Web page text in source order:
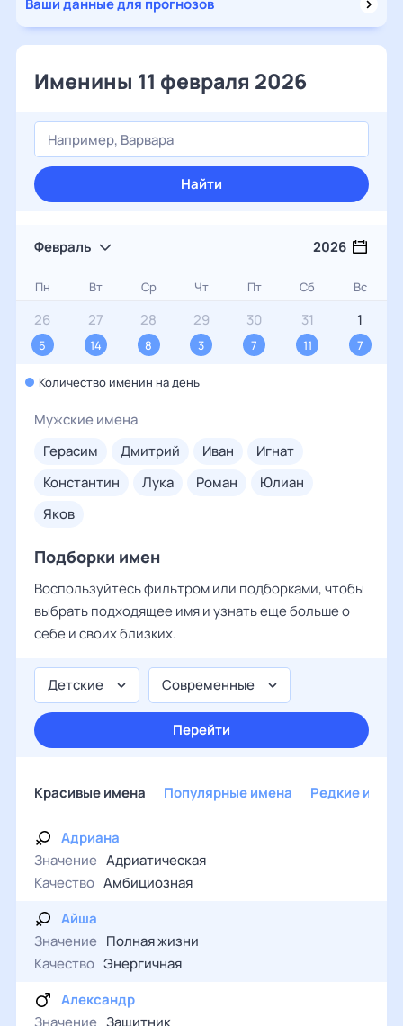
Ваши данные для прогнозов
Именины 11 февраля 2026
Найти
Февраль 2026
Пн Вт Ср Чт Пт Сб Вс
26
5
27
14
28
8
29
3
30
7
31
11
1
7
Количество именин на день
Мужские имена
герасим
дмитрий иван
игнат
константин
лука роман
юлиан
яков
Подборки имен
Воспользуйтесь фильтром или подборками, чтобы
выбрать подходящее имя и узнать еще больше о
себе и своих близких.
Детские Современные
Перейти
Красивые имена Популярные имена Редкие
Адриана
Значение Адриатическая
Качество Амбициозная
Айша
Значение Полная жизни
Качество Энергичная
Александр
Значение Защитник